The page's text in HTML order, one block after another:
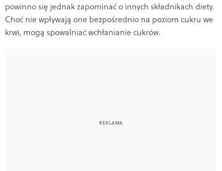
powinno się jednak zapominać o innych składnikach diety.
Choć nie wpływają one bezpośrednio na poziom cukru we
krwi, mogą spowalniać wchłanianie cukrów.